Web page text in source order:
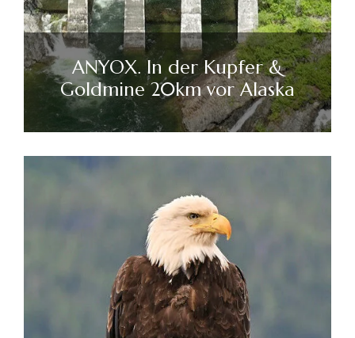
ANYOX. In der Kupfer &
Goldmine 20km vor Alaska